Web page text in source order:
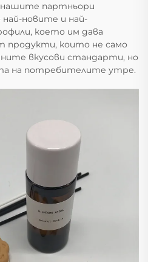
нашите партньори
новите и най-
което им дава
продукти, които не само
вкусови стандарти, но
на потребителите утре.